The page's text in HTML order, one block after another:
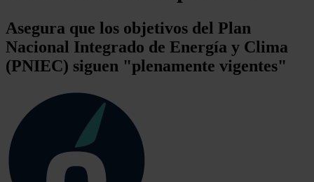
Asegura que los objetivos del Plan
Nacional Integrado de Energía y Clima
(PNIEC) siguen "plenamente vigentes"